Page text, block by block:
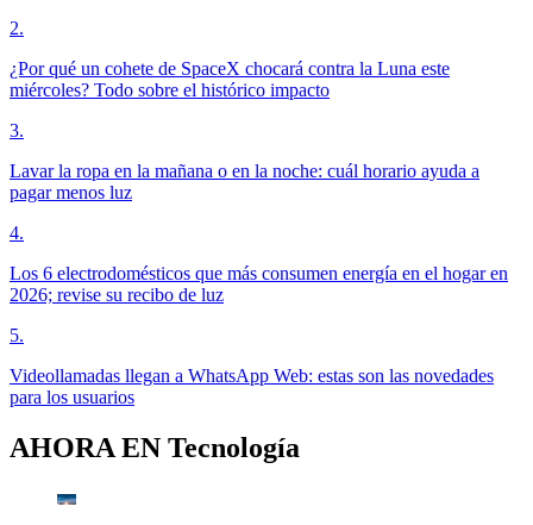
2.
¿Por qué un cohete de SpaceX chocará contra la Luna este
miércoles? Todo sobre el histórico impacto
3.
Lavar la ropa en la mañana o en la noche: cuál horario ayuda a
pagar menos luz
4.
Los 6 electrodomésticos que más consumen energía en el hogar en
2026; revise su recibo de luz
5.
Videollamadas llegan a WhatsApp Web: estas son las novedades
para los usuarios
AHORA EN Tecnología